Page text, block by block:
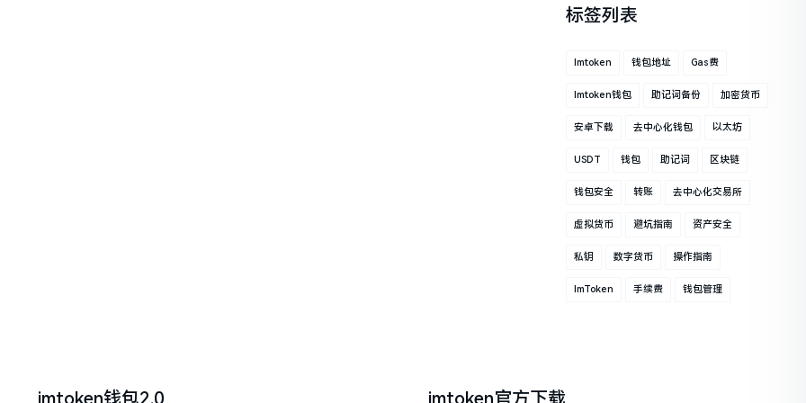
标签列表
Imtoken 钱包地址 Gas费
Imtoken钱包 助记词备份 加密货币
安卓下载 去中心化钱包 以太坊
USDT 钱包 助记词 区块链
钱包安全 转账 去中心化交易所
虚拟货币 避坑指南 资产安全
私钥 数字货币 操作指南
ImToken 手续费 钱包管理